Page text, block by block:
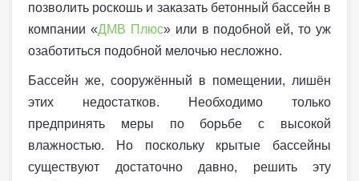
позволить роскошь и заказать бетонный бассейн в
компании «ДМВ Плюс» или в подобной ей, то уж
озаботиться подобной мелочью несложно.
Бассейн же, сооружённый в помещении, лишён
этих недостатков. Необходимо только
предпринять меры по борьбе с высокой
влажностью. Но поскольку крытые бассейны
существуют достаточно давно, решить эту